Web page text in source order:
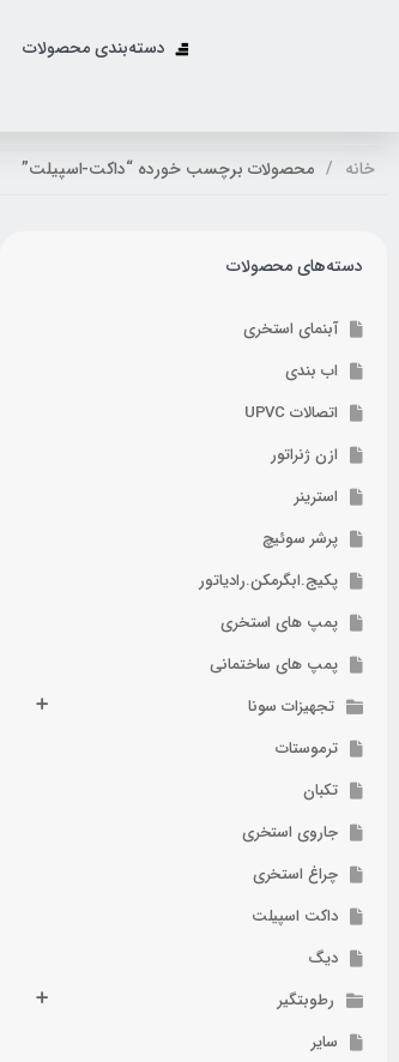
دسته‌بندی محصولات
خانه محصولات برچسب خورده “داکت-اسپیلت”
دسته‌های محصولات
آبنمای استخری
اب بندی
اتصالات UPVC
ازن ژنراتور
استرینر
پرشر سوئیچ
پکیج.ابگرمکن.رادیاتور
پمپ های استخری
پمپ های ساختمانی
تجهیزات سونا
ترموستات
تکبان
جاروی استخری
چراغ استخری
داکت اسپیلت
دیگ
رطوبتگیر
سایر